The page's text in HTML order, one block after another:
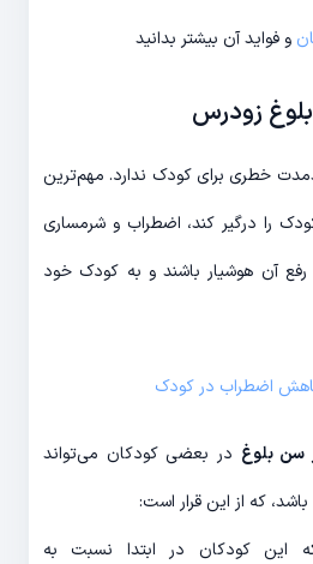
و فواید آن بیشتر بدانید
زودرس
خطری برای کودک ندارد. مهم‌ترین
را درگیر کند، اضطراب و شرمساری
رفع آن هوشیار باشند و به کودک خود
اضطراب در کودک
سن بلوغ در بعضی کودکان می‌تواند
که از این قرار است:
این کودکان در ابتدا نسبت به